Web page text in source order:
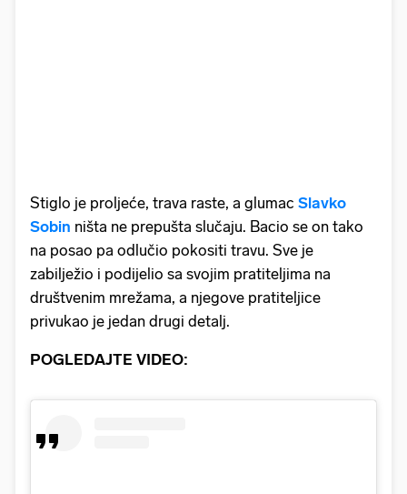
Stiglo je proljeće, trava raste, a glumac Slavko
Sobin ništa ne prepušta slučaju. Bacio se on tako
na posao pa odlučio pokositi travu. Sve je
zabilježio i podijelio sa svojim pratiteljima na
društvenim mrežama, a njegove pratiteljice
privukao je jedan drugi detalj.
POGLEDAJTE VIDEO: